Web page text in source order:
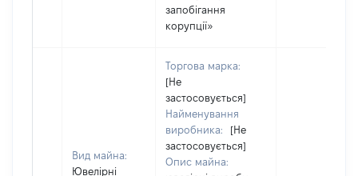
запобігання
корупції»
Вид майна:
Ювелірні
Торгова марка:
[Не
застосовується]
Найменування
виробника:
[Не
застосовується]
Опис майна: